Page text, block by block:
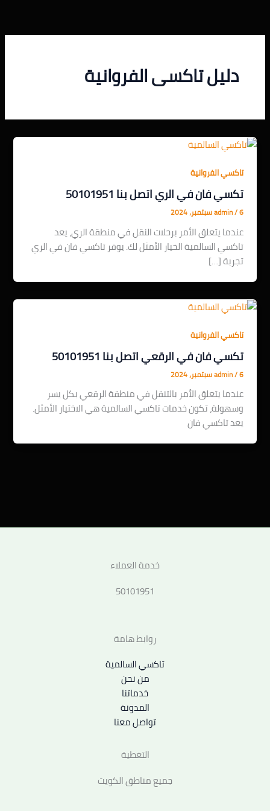
المحتوى
دليل تاكسى الفروانية
تاكسي الفروانية
تكسي فان في الري اتصل بنا 50101951
admin/6 سبتمبر، 2024
عندما يتعلق الأمر برحلات النقل في منطقة الري، يعد
تاكسي السالمية الخيار الأمثل لك. يوفر تاكسي فان في الري
تجربة […]
تاكسي الفروانية
تكسي فان في الرقعي اتصل بنا 50101951
admin/6 سبتمبر، 2024
عندما يتعلق الأمر بالتنقل في منطقة الرقعي بكل يسر
وسهولة، تكون خدمات تاكسي السالمية هي الاختيار الأمثل.
يعد تاكسي فان
خدمة العملاء
50101951
روابط هامة
تاكسي السالمية
من نحن
خدماتنا
المدونة
تواصل معنا
التغطية
جميع مناطق الكويت